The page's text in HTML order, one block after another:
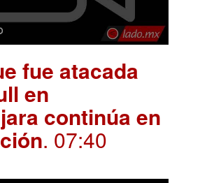
fue atacada
en
continúa en
. 07:40